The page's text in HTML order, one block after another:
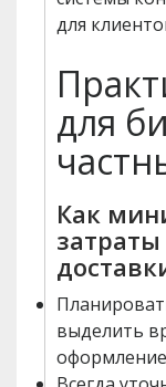
для
для
Как
выделить